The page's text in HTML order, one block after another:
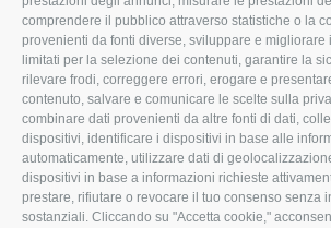
comprendere il pubblico attraverso statistiche o la
provenienti da fonti diverse, sviluppare e migliorare
limitati per la selezione dei contenuti, garantire la
rilevare frodi, correggere errori, erogare e
contenuto, salvare e comunicare le scelte sulla
combinare dati provenienti da altre fonti di dati,
dispositivi, identificare i dispositivi in base alle
automaticamente, utilizzare dati di
dispositivi in base a informazioni richieste
prestare, rifiutare o revocare il tuo consenso senza
sostanziali. Cliccando su "Accetta cookie,"
Uffici della Sede
provinciale
Le Sedi di Zona
Agricoltori S.r.l.
Whistleblowing
Confagricoltura Rovigo e
Agricoltori srl
ATTIVA
Notizie
Eventi